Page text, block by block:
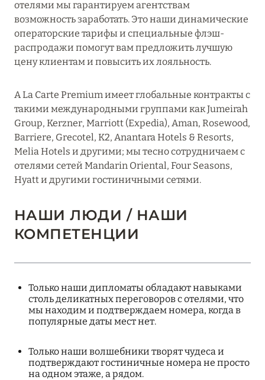
отелями мы гарантируем агентствам
возможность заработать. Это наши динамические
операторские тарифы и специальные флэш-
распродажи помогут вам предложить лучшую
цену клиентам и повысить их лояльность.
A La Carte Premium имеет глобальные контракты с
такими международными группами как Jumeirah
Group, Kerzner, Marriott (Expedia), Aman, Rosewood,
Barriere, Grecotel, K2, Anantara Hotels & Resorts,
Melia Hotels и другими; мы тесно сотрудничаем с
отелями сетей Mandarin Oriental, Four Seasons,
Hyatt и другими гостиничными сетями.
НАШИ ЛЮДИ / НАШИ
КОМПЕТЕНЦИИ
Только наши дипломаты обладают навыками
столь деликатных переговоров с отелями, что
мы находим и подтверждаем номера, когда в
популярные даты мест нет.
Только наши волшебники творят чудеса и
подтверждают гостиничные номера не просто
на одном этаже, а рядом.